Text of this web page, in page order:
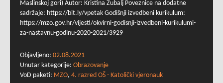
Maslinskoj gori) Autor: Kristina Zubalj Poveznice na dodatne
sadržaje: https://bit.ly/vpetak Godišnji izvedbeni kurikulum:
https://mzo.gov.hr/vijesti/okvirni-godisnji-izvedbeni-kurikulumi-
za-nastavnu-godinu-2020-2021/3929
Objavljeno: 02.08.2021
Unutar kategorije: Obrazovanje
VoD paketi: MZO, 4. razred OŠ - Katolički vjeronauk